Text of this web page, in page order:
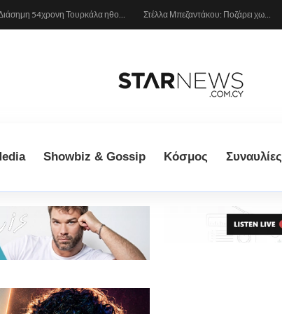
Διάσημη 54χρονη Τουρκάλα ηθοποιός συνελήφθη γιατί φορούσε δονητή στον λαιμό της – «Μου αρέσει να τον έχω πάντα πρόχειρο…» Στέλλα Μπεζαντάκου: Ποζάρει χωρίς φίλτρα και δίνει μια αποστομωτική απάντηση στις γυναίκες που την κράζουν
Showbiz & Gossip Κόσμος Συναυλίες